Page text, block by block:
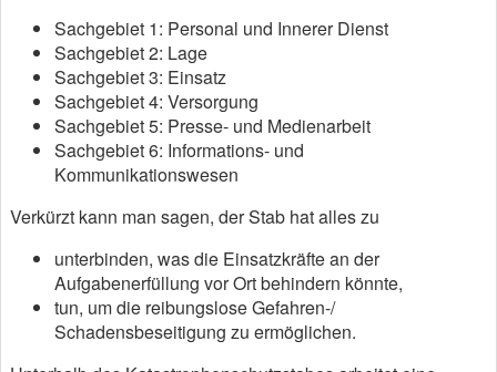
Sachgebiet 1: Personal und Innerer Dienst
Sachgebiet 2: Lage
Sachgebiet 3: Einsatz
Sachgebiet 4: Versorgung
Sachgebiet 5: Presse- und Medienarbeit
Sachgebiet 6: Informations- und
Kommunikationswesen
Verkürzt kann man sagen, der Stab hat alles zu
unterbinden, was die Einsatzkräfte an der
Aufgabenerfüllung vor Ort behindern könnte,
tun, um die reibungslose Gefahren-/
Schadensbeseitigung zu ermöglichen.